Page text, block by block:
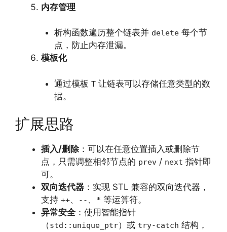
内存管理
析构函数遍历整个链表并 delete每个节
点，防止内存泄漏。
模板化
通过模板 T让链表可以存储任意类型的数
据。
扩展思路
插入/删除 ：可以在任意位置插入或删除节
点，只需调整相邻节点的 prev / next 指针即
可。
双向迭代器 ：实现 STL 兼容的双向迭代器，
支持 ++、 -- 、 * 等运算符。
异常安全：使用智能指针
（std::unique_ptr）或 try-catch 结构，